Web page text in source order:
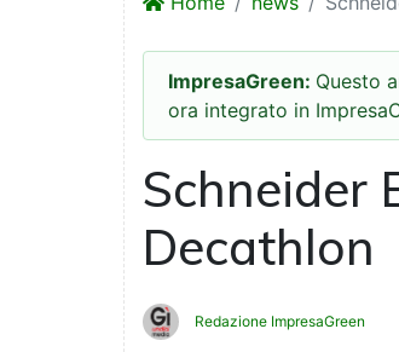
ImpresaGreen: Questo
ora integrato in
Schneider
Decathlon
Redazione ImpresaGreen